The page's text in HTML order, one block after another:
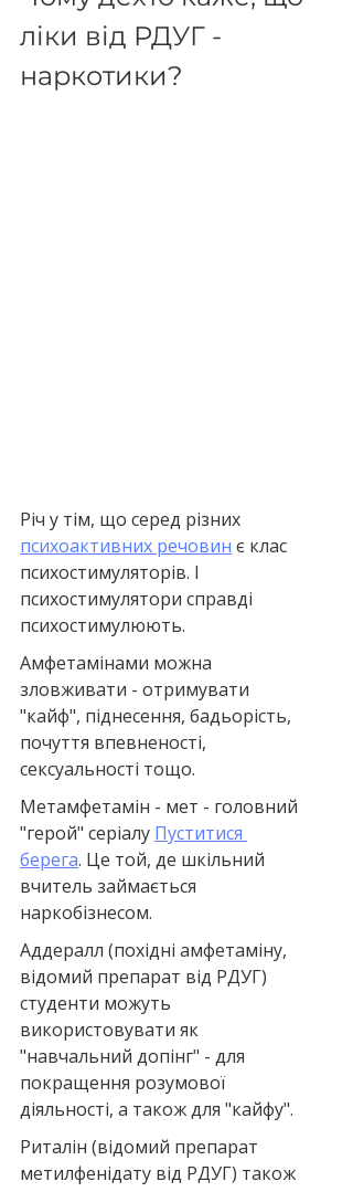
ліки від РДУГ -
наркотики?
Річ у тім, що серед різних
психоактивних речовин є клас
психостимуляторів. І
психостимулятори справді
психостимулюють.
Амфетамінами можна
зловживати - отримувати
"кайф", піднесення, бадьорість,
почуття впевненості,
сексуальності тощо.
Метамфетамін - мет - головний
"герой" серіалу Пуститися
берега. Це той, де шкільний
вчитель займається
наркобізнесом.
Аддералл (похідні амфетаміну,
відомий препарат від РДУГ)
студенти можуть
використовувати як
"навчальний допінг" - для
покращення розумової
діяльності, а також для "кайфу".
Риталін (відомий препарат
метилфенідату від РДУГ) також